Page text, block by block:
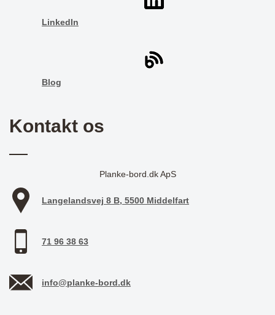
LinkedIn
Blog
Kontakt os
Planke-bord.dk ApS
Langelandsvej 8 B, 5500 Middelfart
71 96 38 63
info@planke-bord.dk